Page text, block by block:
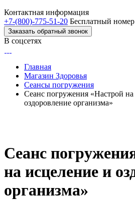
Контактная информация
+7-(800)-775-51-20 Бесплатный номер
Заказать обратный звонок
В соцсетях
Главная
Магазин Здоровья
Сеансы погружения
Сеанс погружения «Настрой на
оздоровление организма»
Сеанс
на исцеление и
организма»